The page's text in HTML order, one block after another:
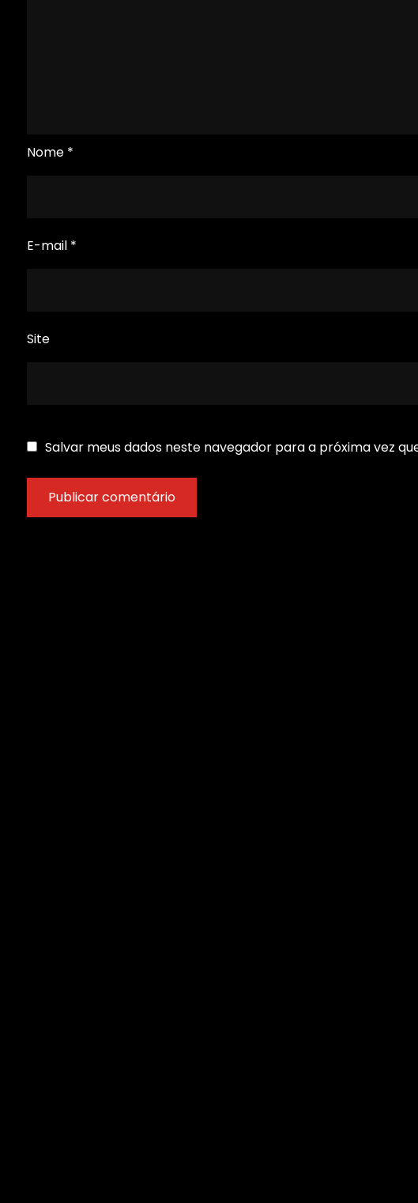
Nome *
E-mail *
Site
Salvar meus dados neste navegador para a próxima vez